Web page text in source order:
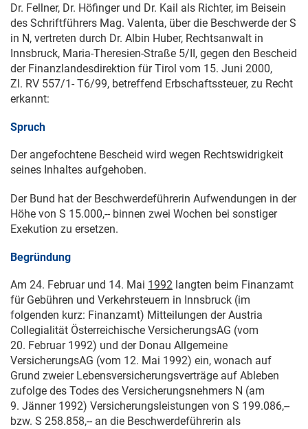
Dr. Fellner, Dr. Höfinger und Dr. Kail als Richter, im Beisein
des Schriftführers Mag. Valenta, über die Beschwerde der S
in N, vertreten durch Dr. Albin Huber, Rechtsanwalt in
Innsbruck, Maria-Theresien-Straße 5/II, gegen den Bescheid
der Finanzlandesdirektion für Tirol vom 15. Juni 2000,
Zl. RV 557/1- T6/99, betreffend Erbschaftssteuer, zu Recht
erkannt:
Spruch
Der angefochtene Bescheid wird wegen Rechtswidrigkeit
seines Inhaltes aufgehoben.
Der Bund hat der Beschwerdeführerin Aufwendungen in der
Höhe von S 15.000,-- binnen zwei Wochen bei sonstiger
Exekution zu ersetzen.
Begründung
Am 24. Februar und 14. Mai 1992 langten beim Finanzamt
für Gebühren und Verkehrsteuern in Innsbruck (im
folgenden kurz: Finanzamt) Mitteilungen der Austria
Collegialität Österreichische VersicherungsAG (vom
20. Februar 1992) und der Donau Allgemeine
VersicherungsAG (vom 12. Mai 1992) ein, wonach auf
Grund zweier Lebensversicherungsverträge auf Ableben
zufolge des Todes des Versicherungsnehmers N (am
9. Jänner 1992) Versicherungsleistungen von S 199.086,--
bzw. S 258.858,-- an die Beschwerdeführerin als